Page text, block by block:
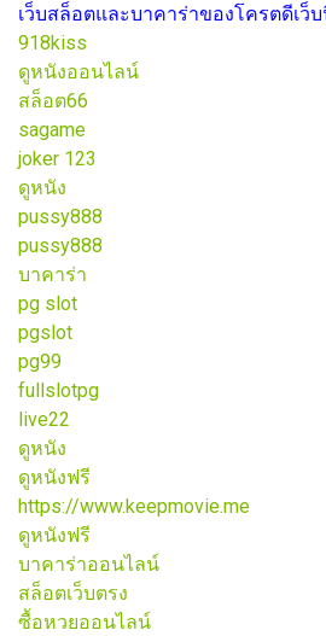
เว็บสล็อตและบาคาร่าของโครตดีเว็
918kiss
ดูหนังออนไลน์
สล็อต66
sagame
joker 123
ดูหนัง
pussy888
pussy888
บาคาร่า
pg slot
pgslot
pg99
fullslotpg
live22
ดูหนัง
ดูหนังฟรี
https://www.keepmovie.me
ดูหนังฟรี
บาคาร่าออนไลน์
สล็อตเว็บตรง
ซื้อหวยออนไลน์